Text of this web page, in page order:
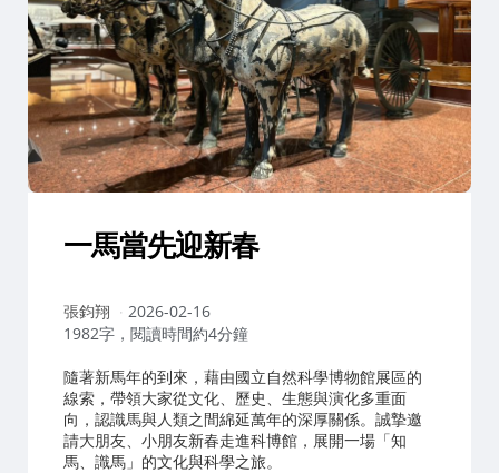
一馬當先迎新春
作
者：
張鈞翔
2026-02-16
1982字，閱讀時間約4分鐘
隨著新馬年的到來，藉由國立自然科學博物館展區的
線索，帶領大家從文化、歷史、生態與演化多重面
向，認識馬與人類之間綿延萬年的深厚關係。誠摯邀
請大朋友、小朋友新春走進科博館，展開一場「知
馬、識馬」的文化與科學之旅。